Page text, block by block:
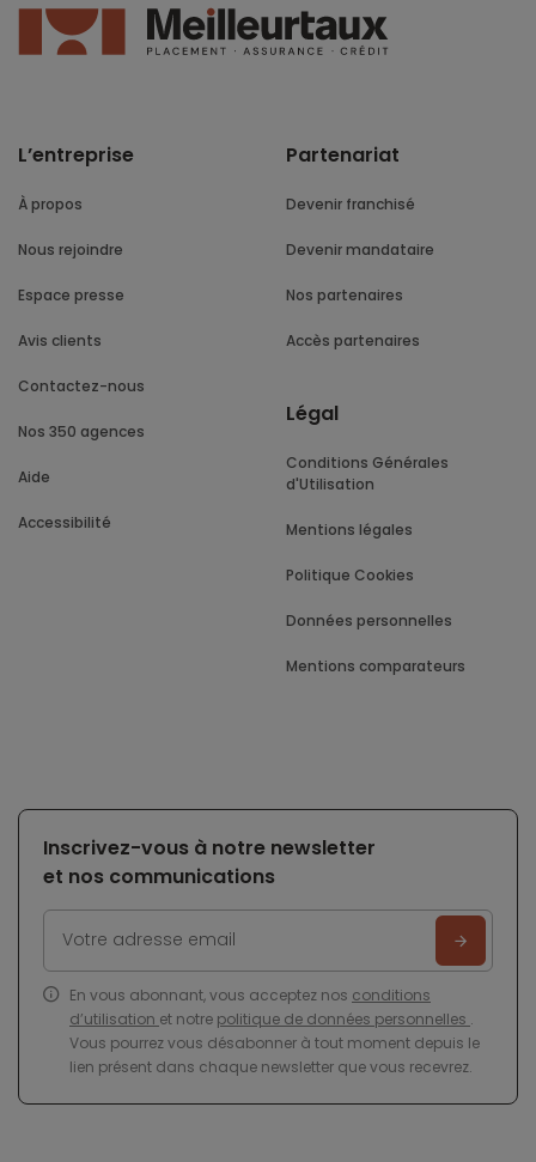
L’entreprise
À propos
Nous rejoindre
Espace presse
Avis clients
Contactez-nous
Nos 350 agences
Aide
Accessibilité
Partenariat
Devenir franchisé
Devenir mandataire
Nos partenaires
Accès partenaires
Légal
Conditions Générales
d'Utilisation
Mentions légales
Politique Cookies
Données personnelles
Mentions comparateurs
Inscrivez-vous à notre newsletter
et nos communications
En vous abonnant, vous acceptez nos conditions
d’utilisation et notre politique de données personnelles .
Vous pourrez vous désabonner à tout moment depuis le
lien présent dans chaque newsletter que vous recevrez.